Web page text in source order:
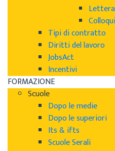
Tipi di contratto
Diritti del lavoro
JobsAct
Incentivi
FORMAZIONE
Scuole
Dopo le medie
Dopo le superiori
Its & ifts
Scuole Serali